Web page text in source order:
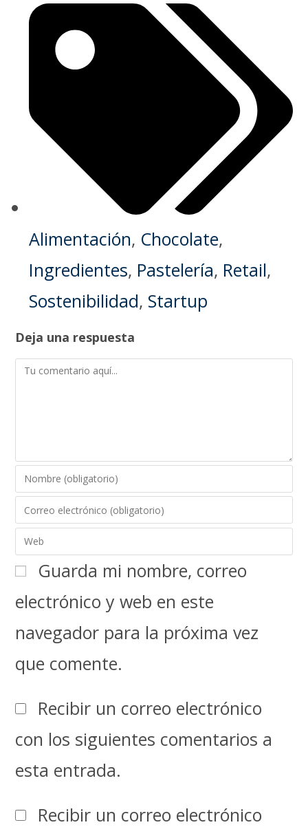
Alimentación, Chocolate,
Ingredientes, Pastelería, Retail,
Sostenibilidad, Startup
Deja una respuesta
Guarda mi nombre, correo
electrónico y web en este
navegador para la próxima vez
que comente.
Recibir un correo electrónico
con los siguientes comentarios a
esta entrada.
Recibir un correo electrónico